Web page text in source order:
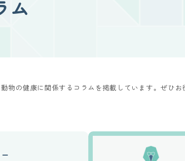
ム
物の健康に関係するコラムを掲載しています。ぜひお